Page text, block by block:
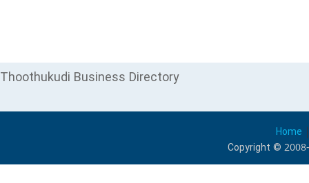
Thoothukudi Business Directory
Home
Copyright ©